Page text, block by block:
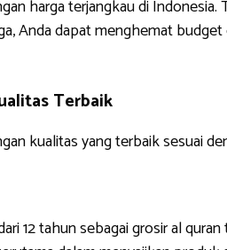
harga terjangkau di
Anda dapat menghemat
Terbaik
kualitas yang terbaik sesuai
12 tahun sebagai grosir al